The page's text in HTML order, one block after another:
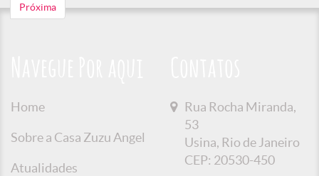
Próxima
Home
Sobre a Casa Zuzu Angel
Atualidades
Rua Rocha Miranda,
53
Usina, Rio de Janeiro
CEP: 20530-450